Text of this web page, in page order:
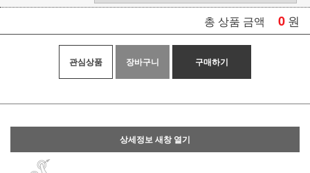
총 상품 금액 0 원
관심상품 장바구니 구매하기
상세정보 새창 열기